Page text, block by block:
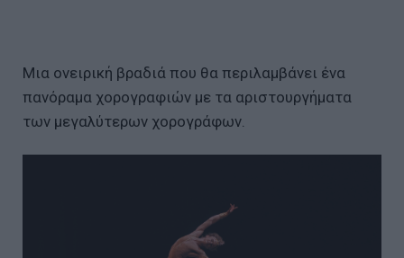
Μια ονειρική βραδιά που θα περιλαμβάνει ένα
πανόραμα χορογραφιών με τα αριστουργήματα
των μεγαλύτερων χορογράφων.